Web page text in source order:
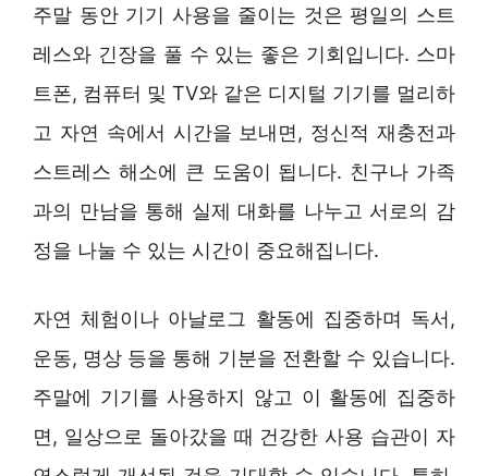
주말 동안 기기 사용을 줄이는 것은 평일의 스트
레스와 긴장을 풀 수 있는 좋은 기회입니다. 스마
트폰, 컴퓨터 및 TV와 같은 디지털 기기를 멀리하
고 자연 속에서 시간을 보내면, 정신적 재충전과
스트레스 해소에 큰 도움이 됩니다. 친구나 가족
과의 만남을 통해 실제 대화를 나누고 서로의 감
정을 나눌 수 있는 시간이 중요해집니다.
자연 체험이나 아날로그 활동에 집중하며 독서,
운동, 명상 등을 통해 기분을 전환할 수 있습니다.
주말에 기기를 사용하지 않고 이 활동에 집중하
면, 일상으로 돌아갔을 때 건강한 사용 습관이 자